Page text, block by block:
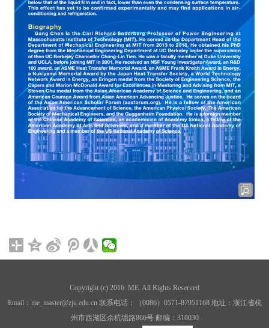
Copyright (c) 2016. ME. All Rights Reserved
Email：me_master@zju.edu.cn 联系电话：（0086）0571-87951168 地址：浙江省杭
州市西湖区余杭塘路866号 邮编：310030